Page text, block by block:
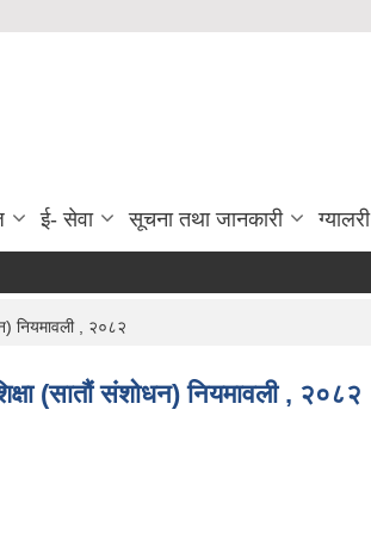
ई- सेवा सूचना तथा जानकारी ग्यालरी
नियमावली , २०८२
(सातौं संशोधन) नियमावली , २०८२